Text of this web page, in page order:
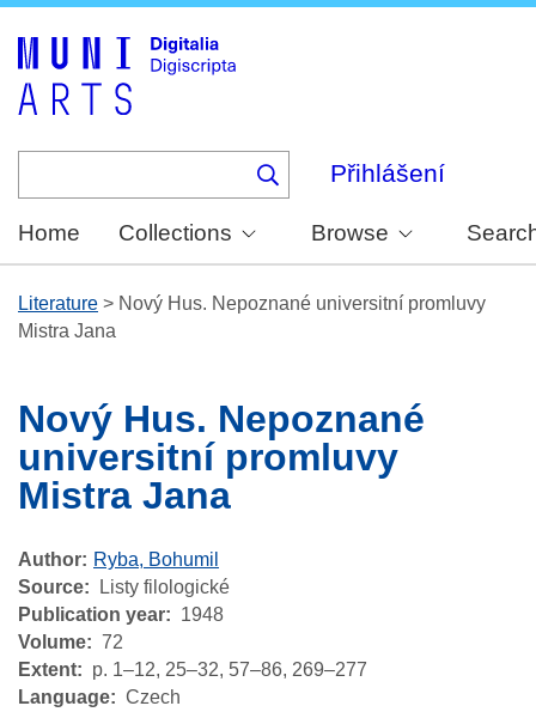
Přihlášení
Home Collections Browse
Literature > Nový Hus. Nepoznané universitní promluvy
Mistra Jana
Nový Hus. Nepoznané
universitní promluvy
Mistra Jana
Author
Ryba, Bohumil
Source
Listy filologické
Publication year
1948
Volume
72
Extent
p. 1–12, 25–32, 57–86, 269–277
Language
Czech